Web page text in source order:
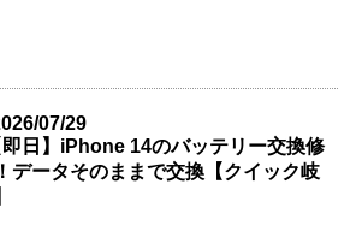
07/29
即日】iPhone 14のバッテリー交換修
データそのままで交換【クイック岐